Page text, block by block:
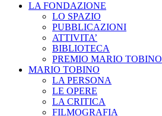
LA FONDAZIONE
LO SPAZIO
PUBBLICAZIONI
ATTIVITA’
BIBLIOTECA
PREMIO MARIO TOBINO
MARIO TOBINO
LA PERSONA
LE OPERE
LA CRITICA
FILMOGRAFIA